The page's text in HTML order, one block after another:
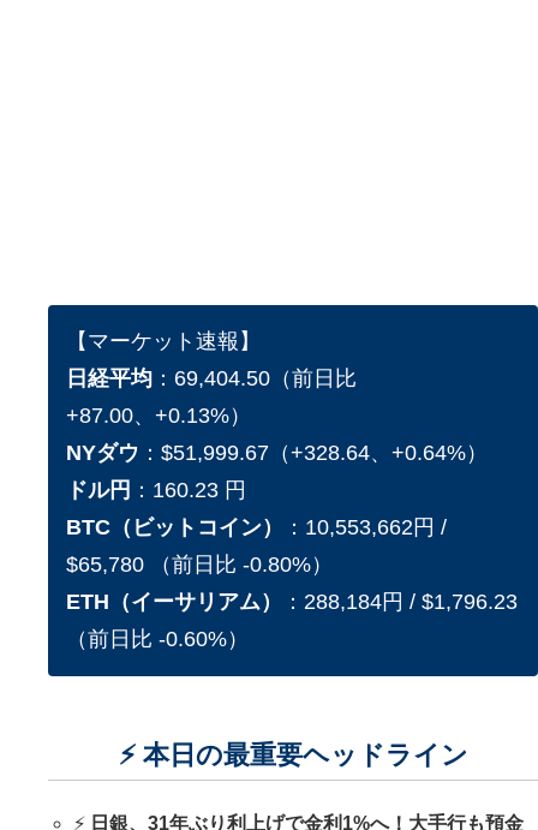
【マーケット速報】
日経平均 ：69,404.50（前日比
+87.00、+0.13%）
NYダウ ：$51,999.67（+328.64、+0.64%）
ドル円 ：160.23 円
BTC（ビットコイン）
：10,553,662円 /
$65,780 （前日比 -0.80%）
ETH（イーサリアム）
：288,184円 / $1,796.23
（前日比 -0.60%）
⚡ 本日の最重要ヘッドライン
⚡ 日銀、31年ぶり利上げで金利1%へ！大手行も預金